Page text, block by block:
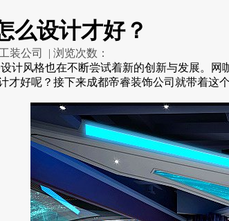
么设计才好？
装公司 | 浏览次数：
风格也在不断尝试着新的创新与发展。网
才好呢？接下来成都帝睿装饰公司就带着这